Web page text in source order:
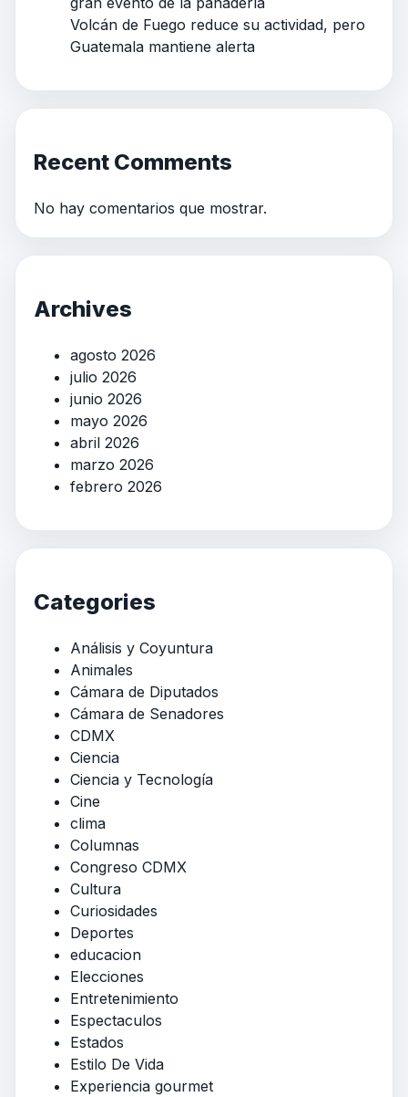
Volcán de Fuego reduce su actividad, pero
Guatemala mantiene alerta
Recent Comments
No hay comentarios que mostrar.
Archives
agosto 2026
julio 2026
junio 2026
mayo 2026
abril 2026
marzo 2026
febrero 2026
Categories
Análisis y Coyuntura
Animales
Cámara de Diputados
Cámara de Senadores
CDMX
Ciencia
Ciencia y Tecnología
Cine
clima
Columnas
Congreso CDMX
Cultura
Curiosidades
Deportes
educacion
Elecciones
Entretenimiento
Espectaculos
Estados
Estilo De Vida
Experiencia gourmet